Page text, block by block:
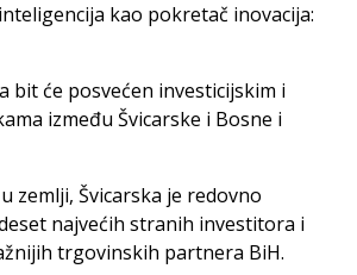
kao pokretač inovacija:
bit će posvećen investicijskim i
između Švicarske i Bosne i
zemlji, Švicarska je redovno
najvećih stranih investitora i
trgovinskih partnera BiH.